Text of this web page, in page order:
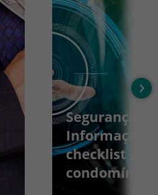
Segurança da
Informação:
checklist
condomínios
›